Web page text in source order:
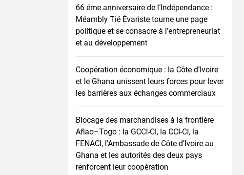
66 éme anniversaire de l’Indépendance :
Méambly Tié Évariste tourne une page
politique et se consacre à l’entrepreneuriat
et au développement
Coopération économique : la Côte d’Ivoire
et le Ghana unissent leurs forces pour lever
les barrières aux échanges commerciaux
Blocage des marchandises à la frontière
Aflao–Togo : la GCCI-CI, la CCI-CI, la
FENACI, l’Ambassade de Côte d’Ivoire au
Ghana et les autorités des deux pays
renforcent leur coopération